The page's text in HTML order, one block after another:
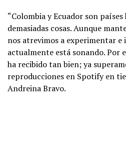
“Colombia y Ecuador son
demasiadas cosas. Aunque
nos atrevimos a experimentar e
actualmente está sonando. Por
ha recibido tan bien; ya
reproducciones en Spotify en
Andreina Bravo.